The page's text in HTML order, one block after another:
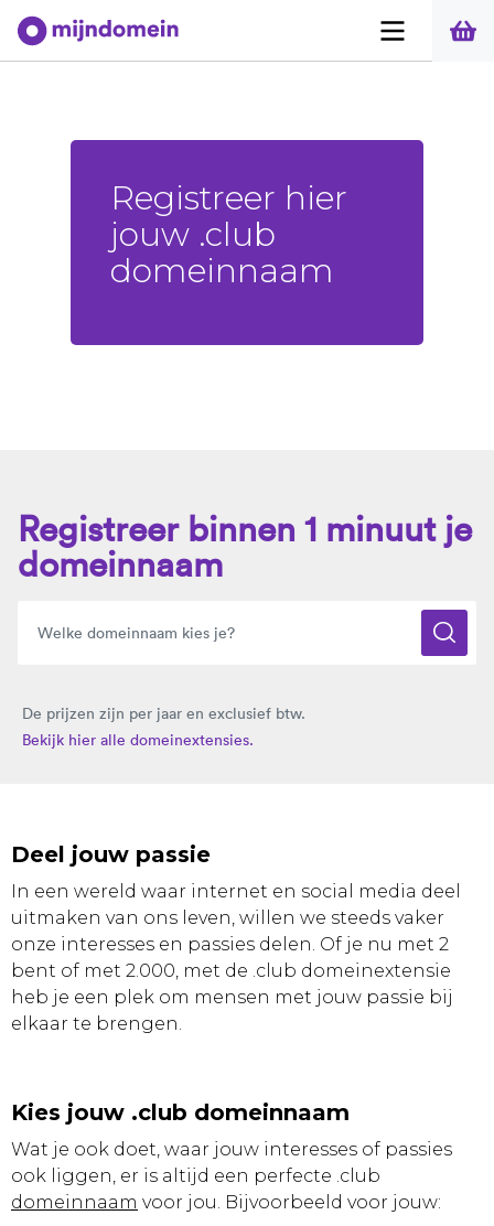
Registreer hier
jouw .club
domeinnaam
Registreer binnen 1 minuut je
domeinnaam
De prijzen zijn per jaar en exclusief btw.
Bekijk hier alle domeinextensies.
Deel jouw passie
In een wereld waar internet en social media deel
uitmaken van ons leven, willen we steeds vaker
onze interesses en passies delen. Of je nu met 2
bent of met 2.000, met de .club domeinextensie
heb je een plek om mensen met jouw passie bij
elkaar te brengen.
Kies jouw .club domeinnaam
Wat je ook doet, waar jouw interesses of passies
ook liggen, er is altijd een perfecte .club
domeinnaam voor jou. Bijvoorbeeld voor jouw: